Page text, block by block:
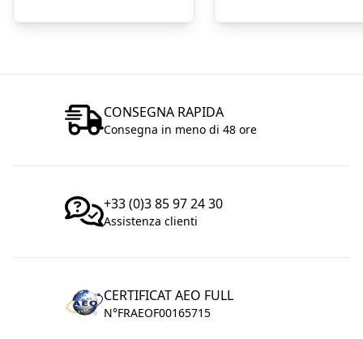
CONSEGNA RAPIDA
Consegna in meno di 48 ore
+33 (0)3 85 97 24 30
Assistenza clienti
CERTIFICAT AEO FULL
N°FRAEOF00165715